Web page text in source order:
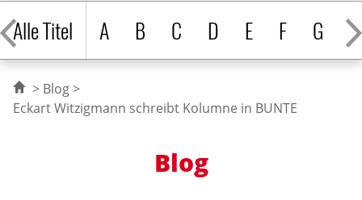
Alle Titel
A B C D E F G H
Blog
Eckart Witzigmann schreibt Kolumne in BUNTE
Blog